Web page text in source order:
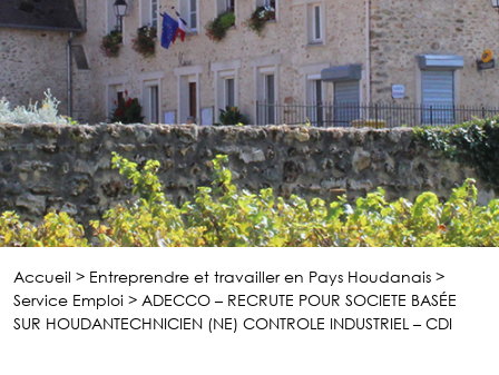
Accueil > Entreprendre et travailler en Pays Houdanais >
Service Emploi > ADECCO – RECRUTE POUR SOCIETE BASÉE
SUR HOUDANTECHNICIEN (NE) CONTROLE INDUSTRIEL – CDI